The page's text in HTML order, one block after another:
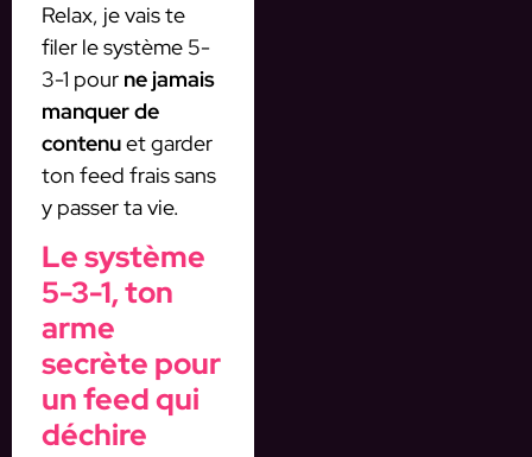
Relax, je vais te
filer le système 5-
3-1 pour ne jamais
manquer de
contenuet garder
ton feed frais sans
y passer ta vie.
Le système
5-3-1, ton
arme
secrète pour
un feed qui
déchire